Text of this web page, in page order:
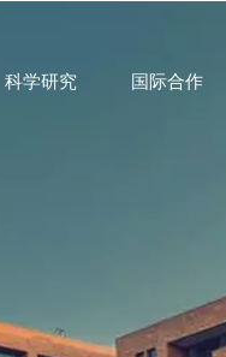
科学研究 国际合作